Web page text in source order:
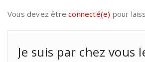
Vous devez êtreconnecté(e) pour
Je suis par chez vous